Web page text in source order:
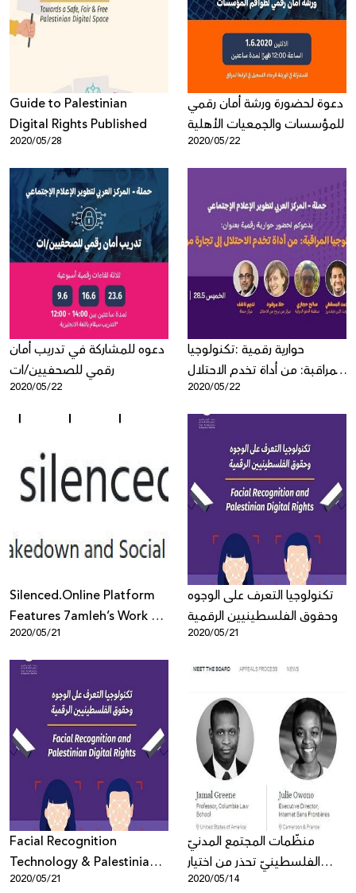
Guide to Palestinian
Digital Rights Published
2020/05/28
دعوة لحضورة ورشة أمان رقمي
للمؤسسات والجمعيات الأهلية
2020/05/22
دعوه للمشاركة في تدريب أمان
رقمي للصحفيين/ات
2020/05/22
حوارية رقمية :تكنولوجيا
المراقبة: من أداة تخدم الاحتلال
إلى تجارة مربحة
2020/05/22
Silenced.Online Platform
Features 7amleh’s Work on
Content Takedown
2020/05/21
تكنولوجيا التعرف على الوجوه
وحقوق الفلسطينيين الرقمية
2020/05/21
Facial Recognition
Technology & Palestinian
Digital Rights
2020/05/21
منظّمات المجتمع المدنيّ
الفلسطينيّ تحذر من اختيار
إيمي بالمور، المديرة العامّة
2020/05/14